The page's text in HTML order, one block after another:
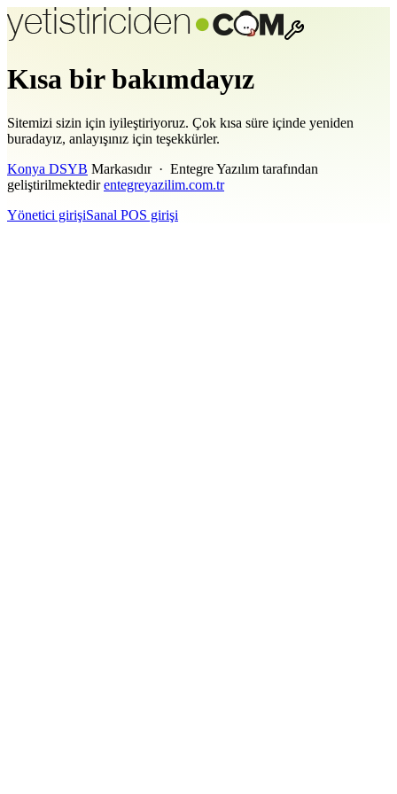
Kısa bir bakımdayız
Sitemizi sizin için iyileştiriyoruz. Çok kısa süre içinde yeniden
buradayız, anlayışınız için teşekkürler.
Konya DSYB Markasıdır · Entegre Yazılım tarafından
geliştirilmektedir entegreyazilim.com.tr
Yönetici girişiSanal POS girişi